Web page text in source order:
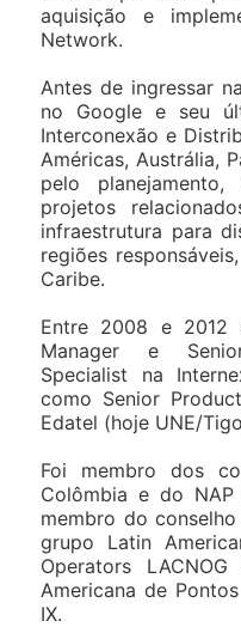
aquisição e
Network.
Antes de ingressar
no Google e seu
Interconexão e
Américas, Austrália,
pelo
projetos
infraestrutura para
regiões
Caribe.
Entre 2008 e 2012
Manager e
Specialist na
como Senior
Edatel (hoje UNE/
Foi membro dos
Colômbia e do
membro do
grupo Latin
Operators
Americana de
IX.